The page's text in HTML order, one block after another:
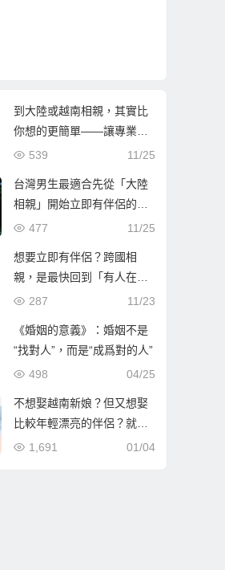
到大陸或越南相親，其實比
你想的更簡單——讓專業團
隊陪你找到真心伴侶
11/25
539
台灣男生最適合先從「大陸
相親」開始立即有伴侶的第
一步
11/25
477
想要立即有伴侶？跨國相
親，是最快回到「有人在等
你」的人生方！
11/23
287
《婚姻的意義》：婚姻不是
“找對人”，而是“成爲對的人”
04/25
498
不想娶越南新娘？但又想娶
比較年輕漂亮的伴侶？就到
哈爾濱相親娶哈爾濱新娘！
01/04
1,691